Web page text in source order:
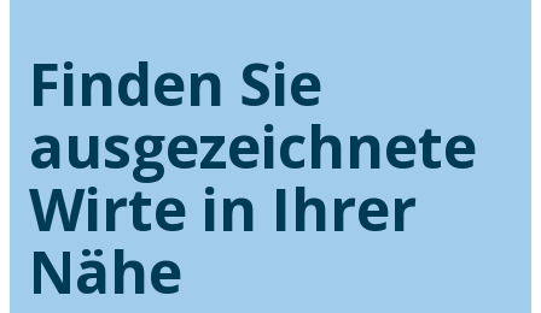
Finden Sie
ausgezeichnete
Wirte in Ihrer
Nähe